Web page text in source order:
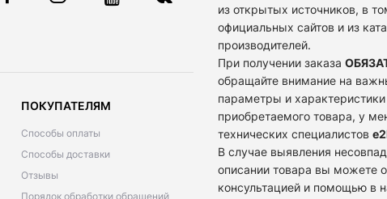
ПОКУПАТЕЛЯМ
Способы оплаты
Способы доставки
Отзывы
Порядок обработки обращений
из открытых источников, в
официальных сайтов и из
производителей.
При получении заказа
обращайте внимание на
параметры и характеристики
приобретаемого товара, у
технических специалистов
В случае выявления
описании товара вы можете
консультацией и помощью в